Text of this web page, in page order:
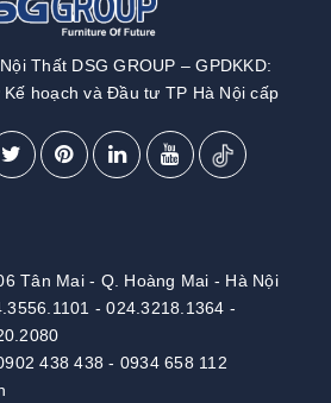
Thất DSG GROUP – GPDKKD:
hoạch và Đầu tư TP Hà Nội cấp
Tân Mai - Q. Hoàng Mai - Hà Nội
-024.3218.1364 -
438 438 - 0934 658 112